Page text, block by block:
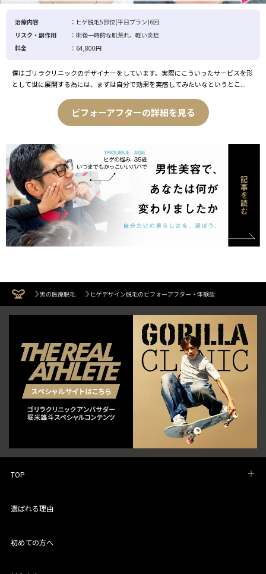
治療内容
：ヒゲ脱毛5部位(平日プラン)6回
リスク・副作用
：術後一時的な肌荒れ、軽い炎症
料金
：64,800円
僕はゴリラクリニックのデザイナーをしています。実際にこういったサービスを形
として世に展開する為には、まずは自分で効果を実感してみたいなというとこ...
ビフォーアフターの詳細を見る
男の医療脱毛 ヒゲデザイン脱毛のビフォーアフター・体験談
TOP
選ばれる理由
初めての方へ